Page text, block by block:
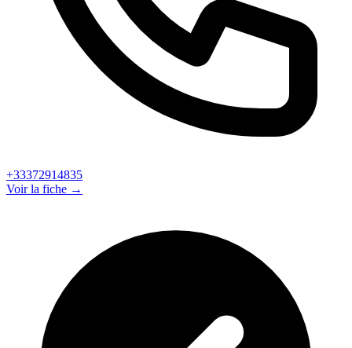
+33372914835
Voir la fiche →